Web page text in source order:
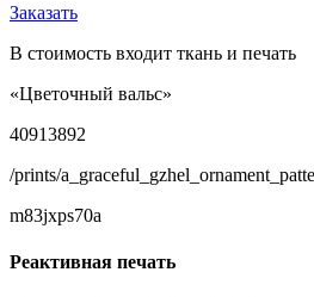
Заказать
В стоимость входит ткань и печать
«Цветочный вальс»
40913892
/prints/
m83jxps70a
Реактивная печать